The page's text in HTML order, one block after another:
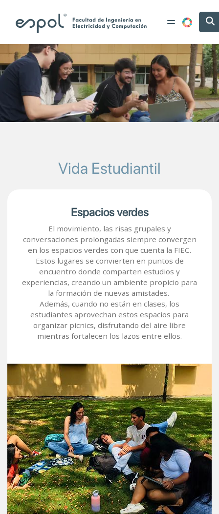
Pasar al contenido principal
Header Image
Image
Vida Estudiantil
Espacios verdes
El movimiento, las risas grupales y
conversaciones prolongadas siempre convergen
en los espacios verdes con que cuenta la FIEC.
Estos lugares se convierten en puntos de
encuentro donde comparten estudios y
experiencias, creando un ambiente propicio para
la formación de nuevas amistades.
Además, cuando no están en clases, los
estudiantes aprovechan estos espacios para
organizar picnics, disfrutando del aire libre
mientras fortalecen los lazos entre ellos.
Image